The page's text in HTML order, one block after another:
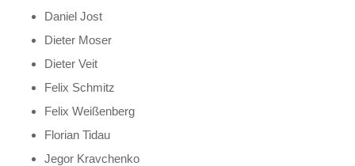
Daniel Jost
Dieter Moser
Dieter Veit
Felix Schmitz
Felix Weißenberg
Florian Tidau
Jegor Kravchenko